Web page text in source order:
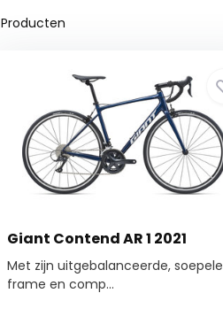
Producten
Giant Contend AR 1 2021
Met zijn uitgebalanceerde, soepele
frame en comp...